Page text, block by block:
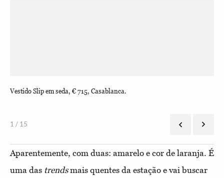
Vestido Slip em seda, € 715, Casablanca.
1 / 15
Aparentemente, com duas: amarelo e cor de laranja. É
uma das trendsmais quentes da estação e vai buscar